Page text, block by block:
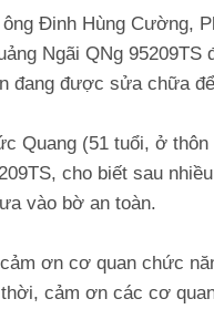
ông Đinh Hùng Cường,
Ngãi QNg
đang được sửa chữa
Quang (51 tuổi, ở
cho biết sau
vào bờ an toàn.
ơn cơ quan chức
cảm ơn các cơ